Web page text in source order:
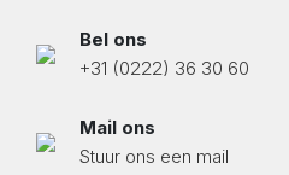
Bel ons
+31 (0222) 36 30 60
Mail ons
Stuur ons een mail